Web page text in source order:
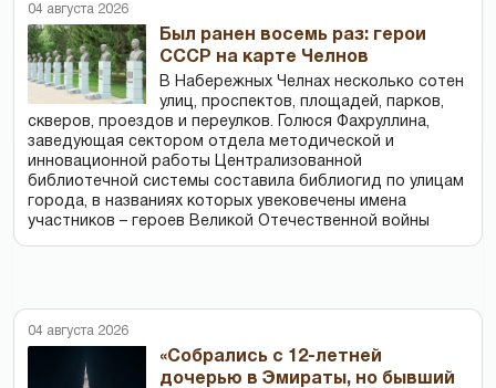
04 августа 2026
Был ранен восемь раз: герои
СССР на карте Челнов
В Набережных Челнах несколько сотен
улиц, проспектов, площадей, парков,
скверов, проездов и переулков. Голюся Фахруллина,
заведующая сектором отдела методической и
инновационной работы Централизованной
библиотечной системы составила библиогид по улицам
города, в названиях которых увековечены имена
участников – героев Великой Отечественной войны
04 августа 2026
«Собрались с 12-летней
дочерью в Эмираты, но бывший